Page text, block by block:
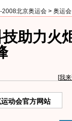
2008北京奥运会 > 奥运
助力火
[我
动会官方网站